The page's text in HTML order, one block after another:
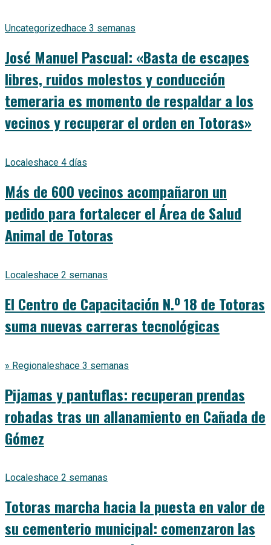
Uncategorized hace 3 semanas
José Manuel Pascual: «Basta de escapes
libres, ruidos molestos y conducción
temeraria es momento de respaldar a los
vecinos y recuperar el orden en Totoras»
Localeshace 4 días
Más de 600 vecinos acompañaron un
pedido para fortalecer el Área de Salud
Animal de Totoras
Localeshace 2 semanas
El Centro de Capacitación N.º 18 de Totoras
suma nuevas carreras tecnológicas
» Regionaleshace 3 semanas
Pijamas y pantuflas: recuperan prendas
robadas tras un allanamiento en Cañada de
Gómez
Localeshace 2 semanas
Totoras marcha hacia la puesta en valor de
su cementerio municipal: comenzaron las